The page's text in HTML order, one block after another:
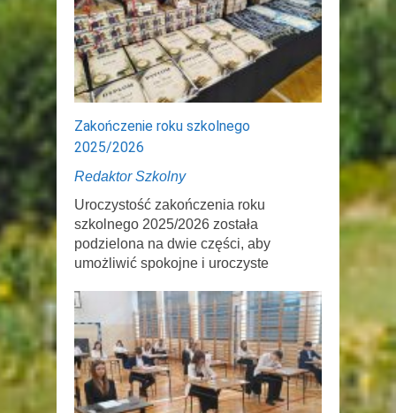
Zakończenie roku szkolnego
2025/2026
Redaktor Szkolny
Uroczystość zakończenia roku
szkolnego 2025/2026 została
podzielona na dwie części, aby
umożliwić spokojne i uroczyste